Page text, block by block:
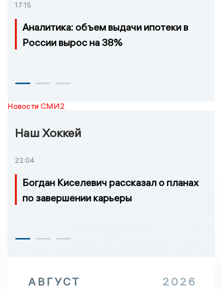
17:15
Аналитика: объем выдачи ипотеки в
России вырос на 38%
Новости СМИ2
Наш Хоккей
22:04
Богдан Киселевич рассказал о планах
по завершении карьеры
АВГУСТ 2026